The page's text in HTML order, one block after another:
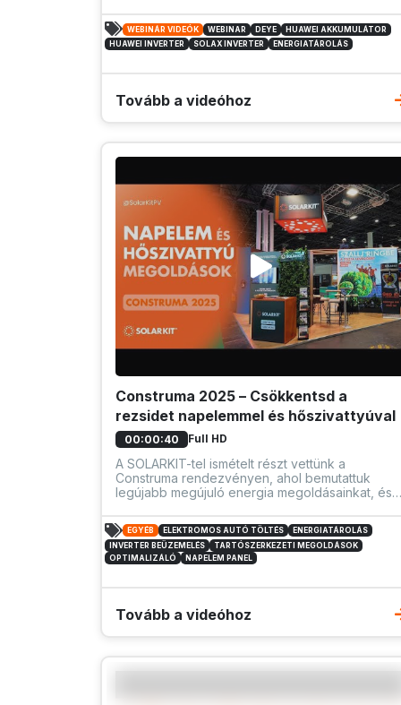
kapargatjuk, hanem mélyen belemegyünk a
részletekbe és szétszálazzuk a témát!
WEBINÁR VIDEÓK WEBINAR DEYE
HUAWEI AKKUMULÁTOR
HUAWEI INVERTER
SOLAX INVERTER ENERGIATÁROLÁS
Tovább a videóhoz
Construma 2025 – Csökkentsd a
rezsidet napelemmel és hőszivattyúval
00:00:40 Full HD
A SOLARKIT-tel ismételt részt vettünk a
Construma rendezvényen, ahol bemutattuk
legújabb megújuló energia megoldásainkat, és
mindennapos valósággá. A napelemes
rendszerek és hőszivattyúink segítségével
nemcsak a rezsidet csökkenthetjük, hanem
hozzájárulhatunk egy zöldebb jövőhöz.
EGYÉB ELEKTROMOS AUTÓ TÖLTÉS
ENERGIATÁROLÁS
INVERTER BEÜZEMELÉS
TARTÓSZERKEZETI MEGOLDÁSOK
OPTIMALIZÁLÓ
NAPELEM PANEL
Tovább a videóhoz